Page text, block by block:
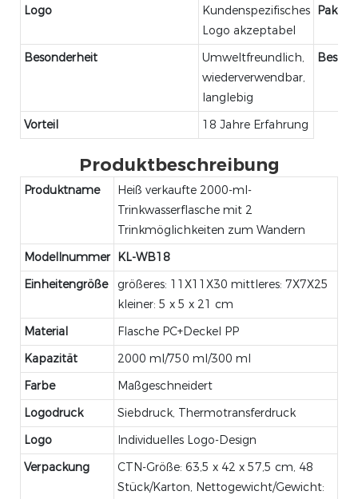
Logo
Kundenspezifisches
Logo akzeptabel
Paket
Besonderheit
Umweltfreundlich,
wiederverwendbar,
langlebig
Vorteil 18 Jahre Erfahrung
Produktbeschreibung
Produktname
Heiß verkaufte 2000-ml-
Trinkwasserflasche mit 2
Trinkmöglichkeiten zum Wandern
Modellnummer
KL-WB18
Einheitengröße
größeres: 11X11X30 mittleres: 7X7X25
kleiner: 5 x 5 x 21 cm
Material
Flasche PC+Deckel PP
Kapazität
2000 ml/750 ml/300 ml
Farbe
Maßgeschneidert
Logodruck
Siebdruck, Thermotransferdruck
Logo
Individuelles Logo-Design
Verpackung
CTN-Größe: 63,5 x 42 x 57,5 cm, 48
Stück/Karton, Nettogewicht/Gewicht: